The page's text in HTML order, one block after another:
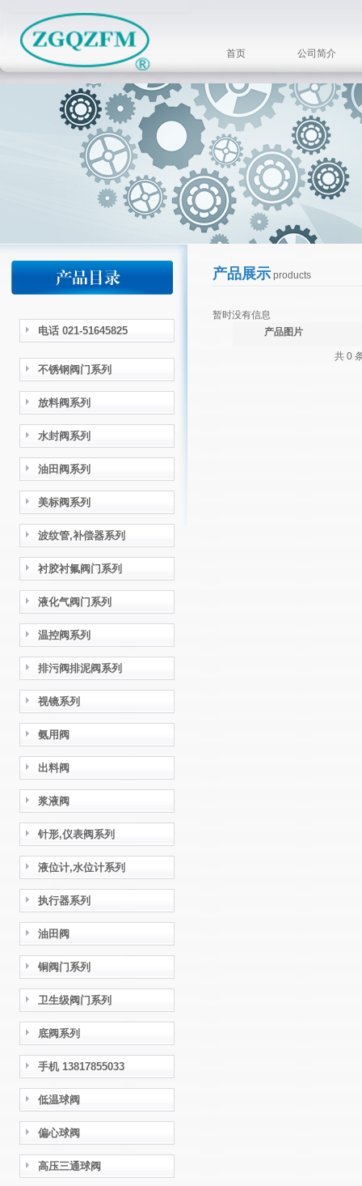
首页 公司简介
电话 021-51645825
不锈钢阀门系列
放料阀系列
水封阀系列
油田阀系列
美标阀系列
波纹管,补偿器系列
衬胶衬氟阀门系列
液化气阀门系列
温控阀系列
排污阀排泥阀系列
视镜系列
氨用阀
出料阀
浆液阀
针形,仪表阀系列
液位计,水位计系列
执行器系列
油田阀
铜阀门系列
卫生级阀门系列
底阀系列
手机 13817855033
低温球阀
偏心球阀
高压三通球阀
产品展示products
暂时没有信息
产品图片
共 0